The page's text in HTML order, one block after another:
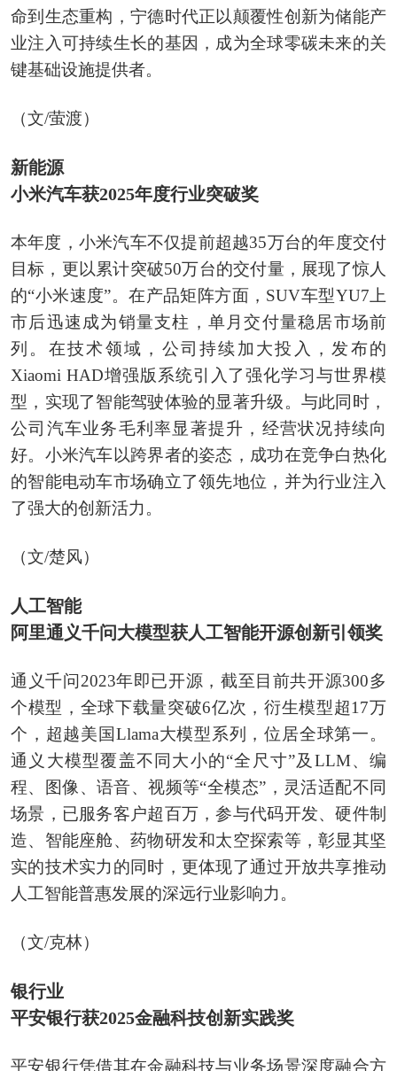
命到生态重构，宁德时代正以颠覆性创新为储能产
业注入可持续生长的基因，成为全球零碳未来的关
键基础设施提供者。
（文/萤渡）
新能源
小米汽车获2025年度行业突破奖
本年度，小米汽车不仅提前超越35万台的年度交付
目标，更以累计突破50万台的交付量，展现了惊人
的“小米速度”。在产品矩阵方面，SUV车型YU7上
市后迅速成为销量支柱，单月交付量稳居市场前
列。在技术领域，公司持续加大投入，发布的
Xiaomi HAD增强版系统引入了强化学习与世界模
型，实现了智能驾驶体验的显著升级。与此同时，
公司汽车业务毛利率显著提升，经营状况持续向
好。小米汽车以跨界者的姿态，成功在竞争白热化
的智能电动车市场确立了领先地位，并为行业注入
了强大的创新活力。
（文/楚风）
人工智能
阿里通义千问大模型获人工智能开源创新引领奖
通义千问2023年即已开源，截至目前共开源300多
个模型，全球下载量突破6亿次，衍生模型超17万
个，超越美国Llama大模型系列，位居全球第一。
通义大模型覆盖不同大小的“全尺寸”及LLM、编
程、图像、语音、视频等“全模态”，灵活适配不同
场景，已服务客户超百万，参与代码开发、硬件制
造、智能座舱、药物研发和太空探索等，彰显其坚
实的技术实力的同时，更体现了通过开放共享推动
人工智能普惠发展的深远行业影响力。
（文/克林）
银行业
平安银行获2025金融科技创新实践奖
平安银行凭借其在金融科技与业务场景深度融合方